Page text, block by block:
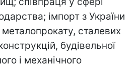
імпорт з України
сталевих
будівельної
і механічного